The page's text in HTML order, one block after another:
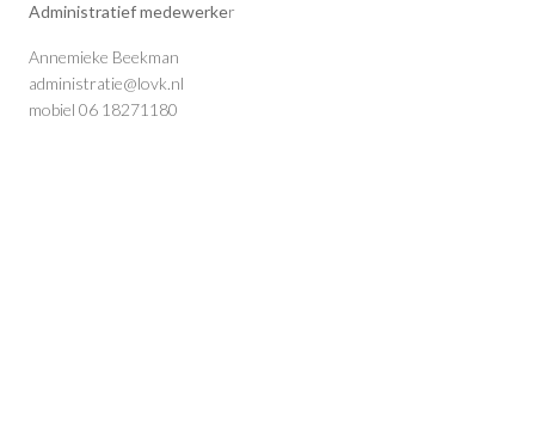
Administratief medewerker
Annemieke Beekman
administratie@lovk.nl
mobiel 06 18271180